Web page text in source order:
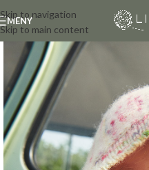
Skip to navigation
Skip to main content
MENY